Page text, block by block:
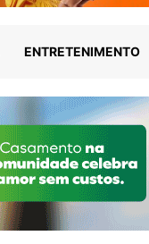
ENTRETENIMENTO